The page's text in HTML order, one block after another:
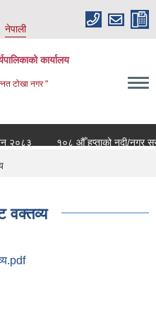
नेपाली
कार्यालय
टोखा नगर "
२०८३
१०८ औँ हप्ताको नदी/नगर
वक्तव्य